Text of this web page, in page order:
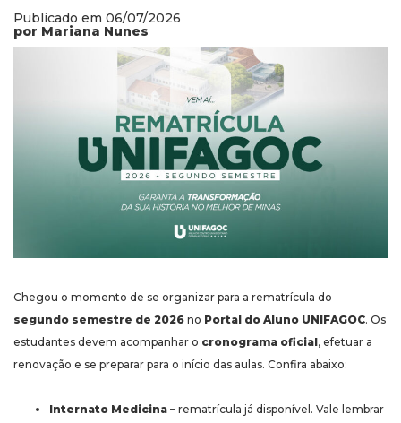
Publicado em 06/07/2026
por Mariana Nunes
Chegou o momento de se organizar para a rematrícula do
segundo semestre de 2026 no Portal do Aluno UNIFAGOC. Os
estudantes devem acompanhar o cronograma oficial, efetuar a
renovação e se preparar para o início das aulas. Confira abaixo:
Internato Medicina – rematrícula já disponível. Vale lembrar